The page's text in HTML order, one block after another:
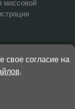
массовой
в
Большая
свое согласие на
.